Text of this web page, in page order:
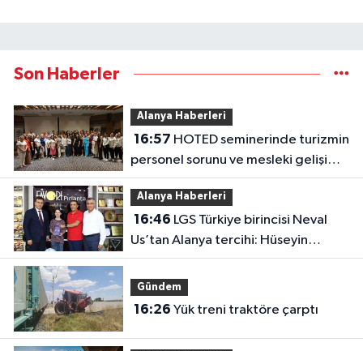
Son Haberler
Alanya Haberleri
16:57
personel sorunu ve mesleki gelişim
masaya yatırıldı
Alanya Haberleri
16:46
Us’tan Alanya tercihi: Hüseyin
Girenes’ten ödül
Gündem
16:26 Yük treni traktöre çarptı